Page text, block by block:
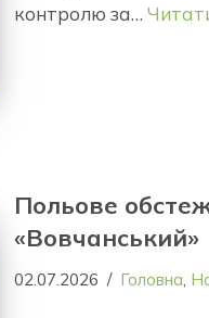
контролю за…
Польове
«Вовчанський»
02.07.2026 Головна